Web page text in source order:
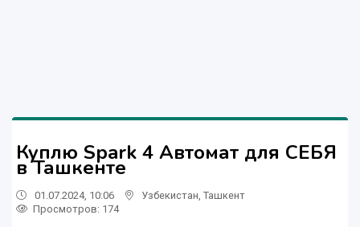
Куплю Spark 4 Автомат для СЕБЯ
в Ташкенте
01.07.2024, 10:06 Узбекистан Ташкент
Просмотров: 174